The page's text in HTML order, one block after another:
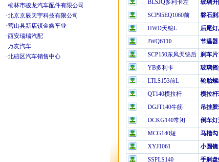
·榆林市骏龙汽车配件有限公司
·北京京辰天宇科技有限公司
·营山县新店镇金鑫车业
·西安瑞瑞汽配
·万友汽车
·北碚区汽车销售中心
BLSJQ多利卡左
玻璃
SCP95EQ1060前
磐石
HWD天锦L
后尾
JWQ6110
节温器
SCP150东风天锦后
刹车片
YB多利卡
玻璃摇
LTLS153前L
轮胎
QT140横拉杆
横拉
DGJT140牛筋
吊挂胶
DCKG140常闭
倒车
MCG140短
马槽勾
XYJ1061
小圆
SSPLS140
手刹